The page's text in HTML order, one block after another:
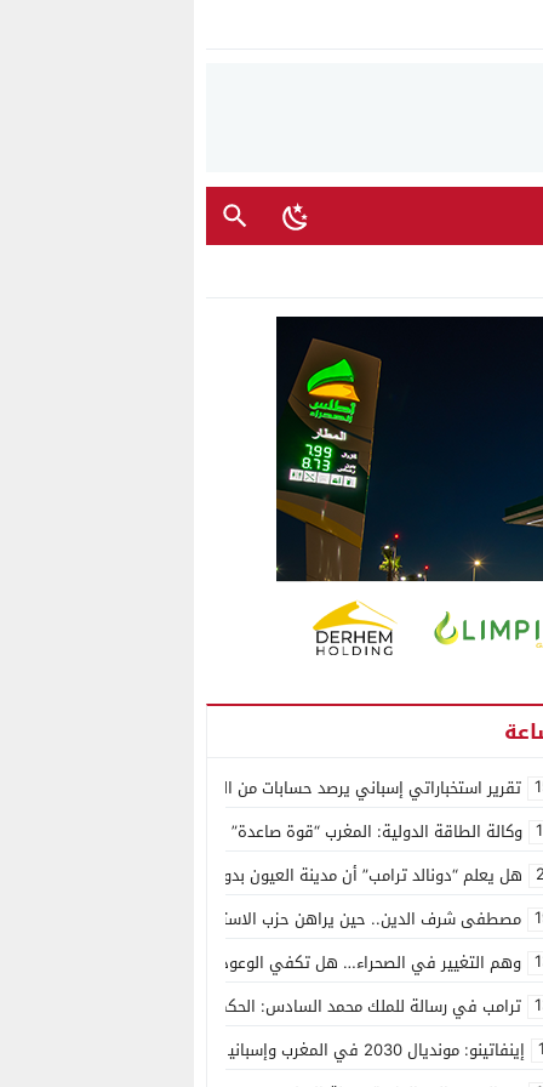
تقرير استخباراتي إسباني يرصد حسابات من الجزائر وأرقاما بـ”213+” ضمن حملة رقمية منظمة حرّضت على اقتحام سبتة
وكالة الطاقة الدولية: المغرب “قوة صاعدة” في سوق المعادن الاستراتيجية
هل يعلم “دونالد ترامب” أن مدينة العيون بدون ماء؟
مصطفى شرف الدين.. حين يراهن حزب الاستقلال على الكفاءة ويمنح الشباب
وهم التغيير في الصحراء… هل تكفي الوعود الفارغة لصناعة الواقع؟
ترامب في رسالة للملك محمد السادس: الحكم الذاتي هو الأساس الوحيد لحل
إينفاتينو: مونديال 2030 في المغرب وإسبانيا والبرتغال سيكون “الأجمل في التاريخ”